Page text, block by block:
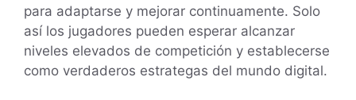
para adaptarse y mejorar continuamente. Solo
así los jugadores pueden esperar alcanzar
niveles elevados de competición y establecerse
como verdaderos estrategas del mundo digital.